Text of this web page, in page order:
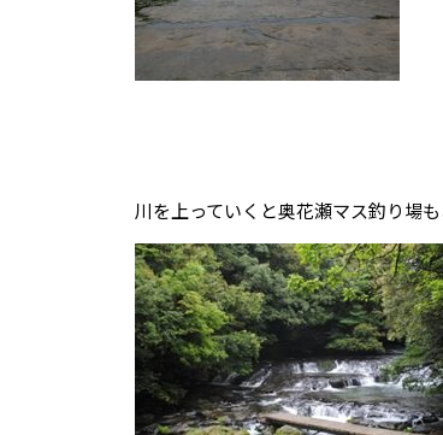
川を上っていくと奥花瀬マス釣り場